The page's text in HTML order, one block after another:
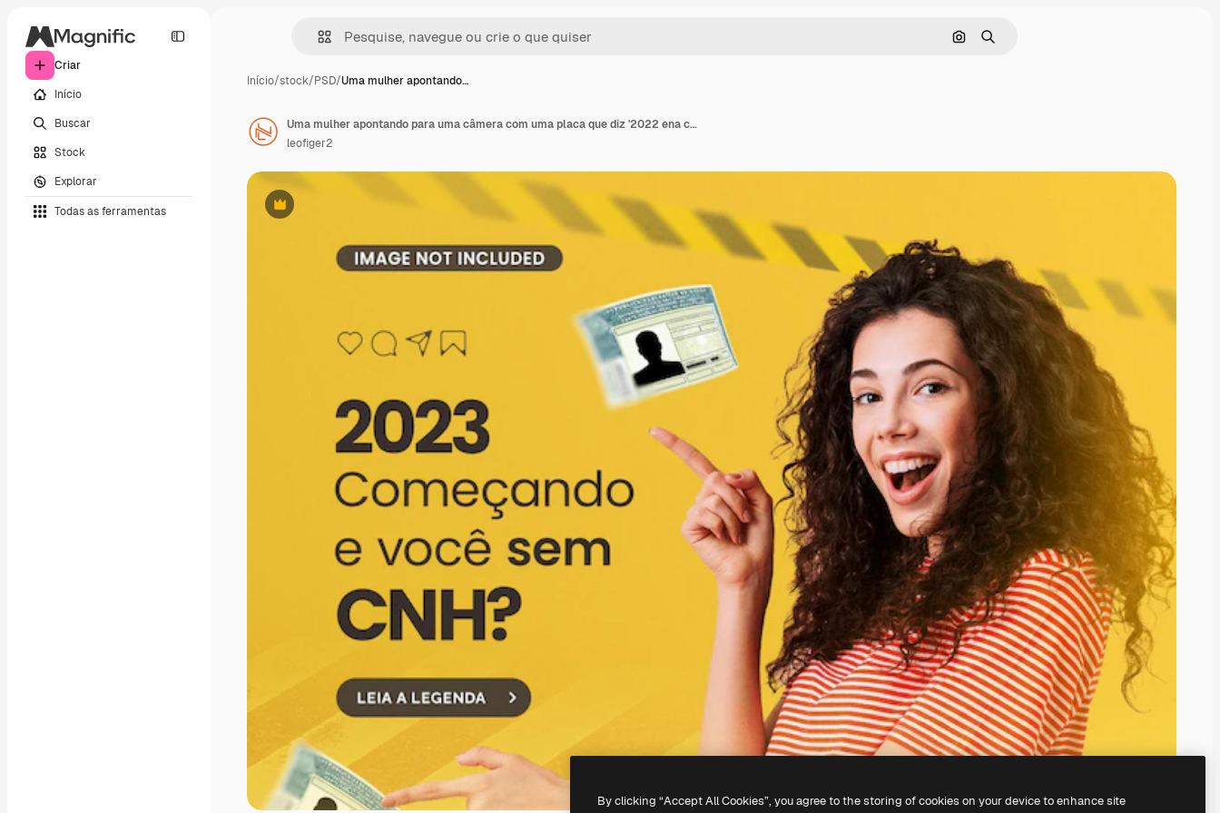
Criar
Início
Buscar
Stock
Explorar
Todas as ferramentas
Pesquisar por imagem
Buscar
Início/stock/PSD/Uma mulher apontando…
Premium
Uma mulher apontando para uma câmera com uma placa que diz '2022 ena cnn'on
leofiger2
By clicking “Accept All Cookies”, you agree to the storing of cookies on your device to enhance site